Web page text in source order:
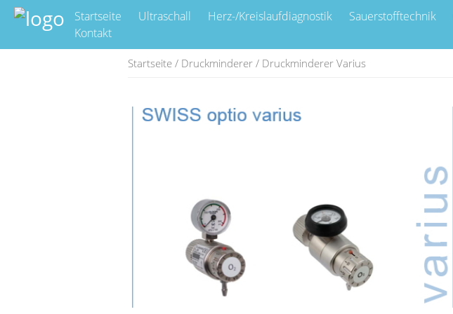
Startseite Ultraschall Herz-/Kreislaufdiagnostik Sauerstofftechnik
Kontakt
Startseite / Druckminderer / Druckminderer Varius